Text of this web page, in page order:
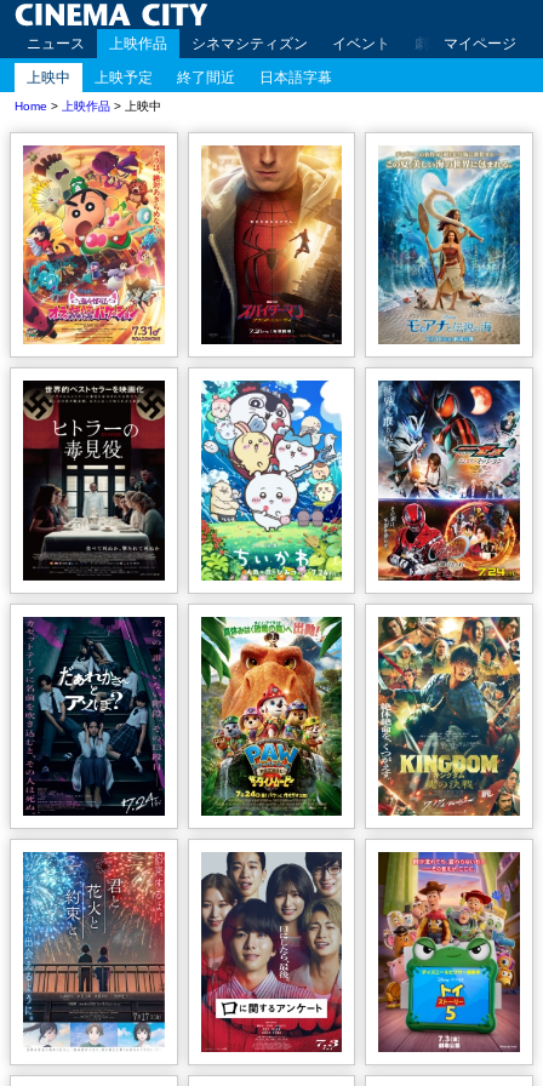
ニュース 上映作品 シネマシティズン イベント 劇場案内 アク
マイページ
上映中
上映予定 終了間近 日本語字幕
Home > 上映作品 > 上映中